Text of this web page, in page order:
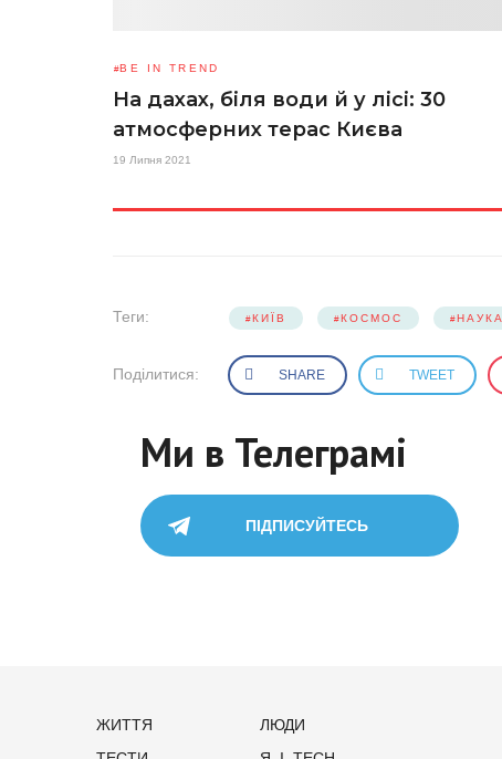
BE IN TREND
На дахах, біля води й у лісі: 30
атмосферних терас Києва
19 Липня 2021
Теги: КИЇВ КОСМОС НАУКА
Поділитися: SHARE TWEET
Ми в Телеграмі
ПІДПИСУЙТЕСЬ
ЖИТТЯ
ЛЮДИ